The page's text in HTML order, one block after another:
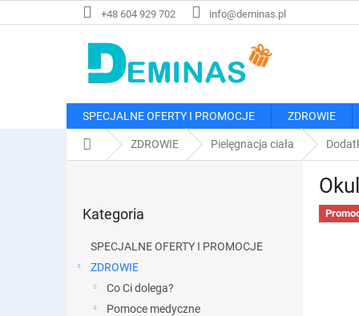
do
+48 604 929 702 info@deminas.pl
SPECJALNE OFERTY I PROMOCJE ZDROWIE
Home ZDROWIE Pielęgnacja ciała
kategorie
Kategoria
SPECJALNE OFERTY I PROMOCJE
ZDROWIE
Co Ci dolega?
Pomoce medyczne